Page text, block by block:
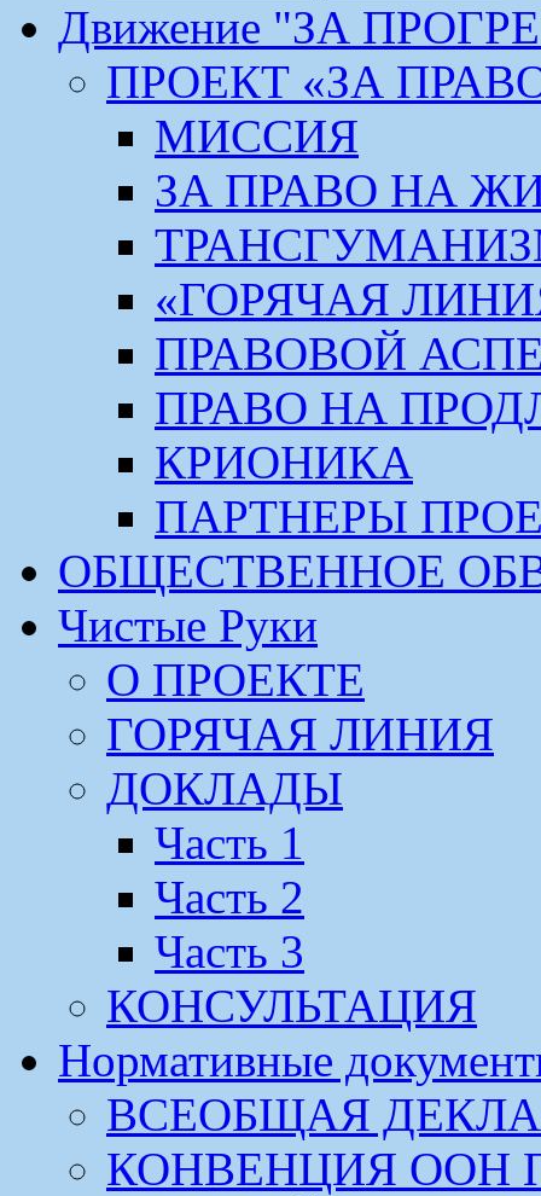
Движение "ЗА
ПРОЕКТ «ЗА
МИССИЯ
ЗА ПРАВО НА
«ГОРЯЧАЯ
ПРАВОВОЙ
ПРАВО НА
КРИОНИКА
ПАРТНЕРЫ
ОБЩЕСТВЕННОЕ
Чистые Руки
О ПРОЕКТЕ
ГОРЯЧАЯ ЛИНИЯ
ДОКЛАДЫ
Часть 1
Часть 2
Часть 3
КОНСУЛЬТАЦИЯ
Нормативные
ВСЕОБЩАЯ
КОНВЕНЦИЯ ООН